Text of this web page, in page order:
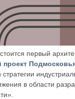
первый
проект
в области